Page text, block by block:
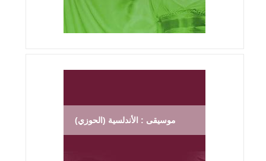
موسيقى : الأندلسية (الحوزي)